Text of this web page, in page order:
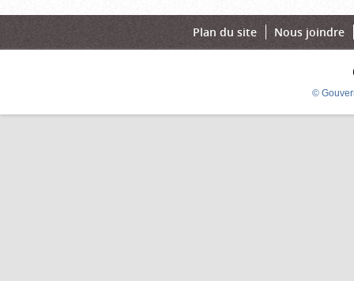
Plan du site Nous joindre
©